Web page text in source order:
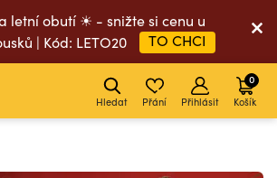
letní obutí ☀ - snižte si cenu u
| Kód: LETO20
TO CHCI
Hledat Přání Přihlásit Košík
0